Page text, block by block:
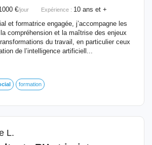
€/jour Expérience : 10 ans et +
et formatrice engagée, j’accompagne les
compréhension et la maîtrise des enjeux
du travail, en particulier ceux
de l’intelligence artificiell...
formation
L.